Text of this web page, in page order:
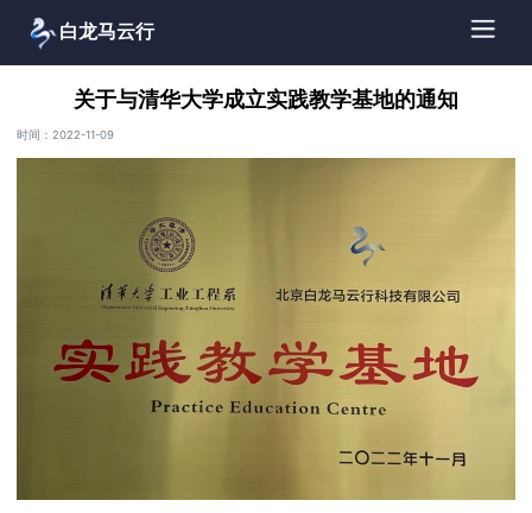
白龙马云行
关于与清华大学成立实践教学基地的通知
时间：2022-11-09